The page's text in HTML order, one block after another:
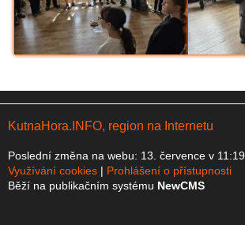
KutnaHora.INFO, region na Internetu
Poslední změna na webu: 13. července v 11:19
Využívání cookies
Prohlášení o přístupnosti
Běží na publikačním systému NewCMS